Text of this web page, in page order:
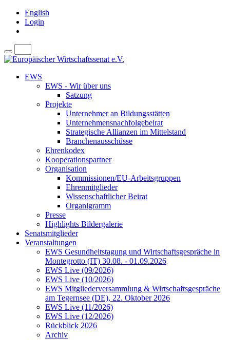
English
Login
EWS
EWS - Wir über uns
Satzung
Projekte
Unternehmer an Bildungsstätten
Unternehmensnachfolgebeirat
Strategische Allianzen im Mittelstand
Branchenausschüsse
Ehrenkodex
Kooperationspartner
Organisation
Kommissionen/EU-Arbeitsgruppen
Ehrenmitglieder
Wissenschaftlicher Beirat
Organigramm
Presse
Highlights Bildergalerie
Senatsmitglieder
Veranstaltungen
EWS Gesundheitstagung und Wirtschaftsgespräche in
Montegrotto (IT) 30.08. - 01.09.2026
EWS Live (09/2026)
EWS Live (10/2026)
EWS Mitgliederversammlung & Wirtschaftsgespräche
am Tegernsee (DE), 22. Oktober 2026
EWS Live (11/2026)
EWS Live (12/2026)
Rückblick 2026
Archiv